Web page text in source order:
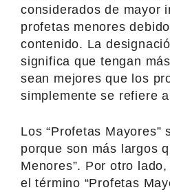
considerados de mayor
profetas menores
contenido. La
significa que tengan
sean mejores que los
simplemente se refiere
Los “Profetas Mayores”
porque son más largos
Menores”. Por otro
el término “Profetas